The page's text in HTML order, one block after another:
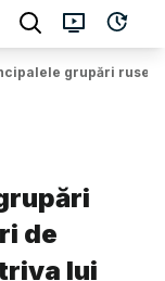
grupări
de
lui